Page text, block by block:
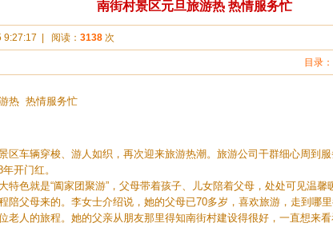
南街村景区元旦旅游热 热情服务忙
9:27:17 阅读： 3138次
目录：
热 热情服务忙
区车辆穿梭、游人如织，再次迎来旅游热潮。旅游公司干群细心周到
开门红。
特色就是“阖家团聚游”，父母带着孩子、儿女陪着父母，处处可见温
陪父母来的。李女士介绍说，她的父母已70多岁，喜欢旅游，走到哪
老人的旅程。她的父亲从朋友那里得知南街村建设得很好，一直想来